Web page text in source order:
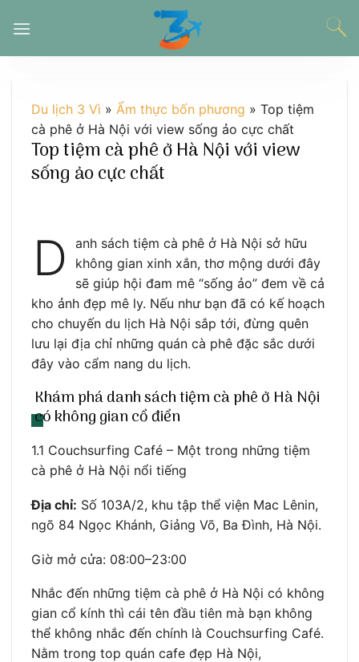
đến
Du lịch 3 Vì » Ẩm thực bốn phương » Top tiệm
cà phê ở Hà Nội với view sống ảo cực chất
Top tiệm cà phê ở Hà Nội với view
sống ảo cực chất
D
anh sách tiệm cà phê ở Hà Nội sở hữu
không gian xinh xắn, thơ mộng dưới đây
sẽ giúp hội đam mê “sống ảo” đem về cả
kho ảnh đẹp mê ly. Nếu như bạn đã có kế hoạch
cho chuyến du lịch Hà Nội sắp tới, đừng quên
lưu lại địa chỉ những quán cà phê đặc sắc dưới
đây vào cẩm nang du lịch.
Khám phá danh sách tiệm cà phê ở Hà Nội
có không gian cổ điển
1.1 Couchsurfing Café – Một trong những tiệm
cà phê ở Hà Nội nổi tiếng
Địa chỉ: Số 103A/2, khu tập thể viện Mac Lênin,
ngõ 84 Ngọc Khánh, Giảng Võ, Ba Đình, Hà Nội.
Giờ mở cửa: 08:00–23:00
Nhắc đến những tiệm cà phê ở Hà Nội có không
gian cổ kính thì cái tên đầu tiên mà bạn không
thể không nhắc đến chính là Couchsurfing Café.
Nằm trong top quán cafe đẹp Hà Nội,